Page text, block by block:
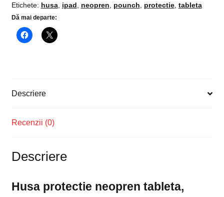
tip
pounch,
de
Etichete: husa, ipad neopren pounch protectie, tableta
Dă mai departe:
Descriere
Recenzii (0)
Descriere
Husa protectie neopren tableta,